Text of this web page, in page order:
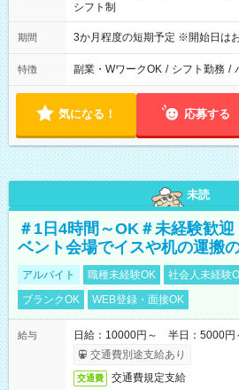
シフト制
期間 3か月程度の短期予定 ※開始日は
特徴 副業・WワークOK / シフト勤務 /
気になる！ 応募する
未読
＃1日4時間～OK＃未経験歓
ベント会場でイスや机の運搬
アルバイト 職種未経験OK 社会人未経験
ブランクOK
WEB登録・面接OK
給与
日給：10000円～ 半日：5000円
交通費別途支給あり
交通費 交通費規定支給